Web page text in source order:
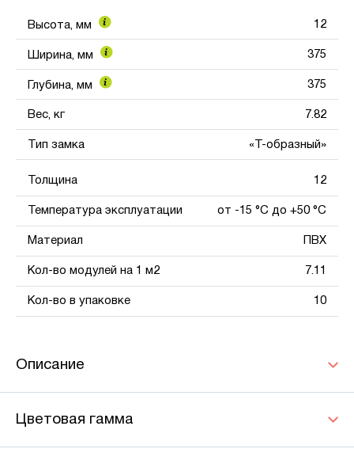
Высота, мм 12
Ширина, мм 375
Глубина, мм 375
Вес, кг 7.82
Тип замка «Т-образный»
Толщина 12
Температура эксплуатации от -15 °С до +50 °С
Материал ПВХ
Кол-во модулей на 1 м2 7.11
Кол-во в упаковке 10
Описание
Цветовая гамма